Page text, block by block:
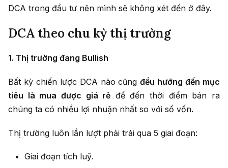
DCA trong đầu tư nên mình sẽ không xét đến ở đây.
DCA theo chu kỳ thị trường
1. Thị trường đang Bullish
Bất kỳ chiến lược DCA nào cũngđều hướng đến mục
tiêu là mua được giá rẻ để đến thời điểm bán ra
chúng ta có nhiều lợi nhuận nhất so với số vốn.
Thị trường luôn lần lượt phải trải qua 5 giai đoạn:
Giai đoạn tích luỹ.